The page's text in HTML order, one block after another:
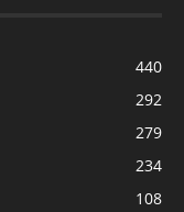
440
292
279
234
108